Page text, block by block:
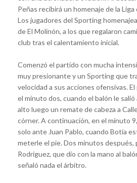
Peñas recibirá un homenaje de la
Los jugadores del Sporting
de El Molinón, a los que regalaron
club tras el calentamiento inicial.
Comenzó el partido con mucha
muy presionante y un Sporting que
velocidad a sus acciones ofensivas.
el minuto dos, cuando el balón le salió
alto luego un remate de cabeza a
córner. A continuación, en el minuto
solo ante Juan Pablo, cuando Botía
meterle el pie. Dos minutos después,
Rodríguez, que dio con la mano al
señaló nada el árbitro.